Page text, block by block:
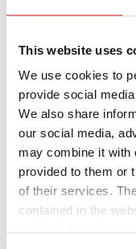
This website uses
We use cookies to
provide social
We also share
our social media,
may combine it with
provided to them or
of their services.
contained in the
Pomocne